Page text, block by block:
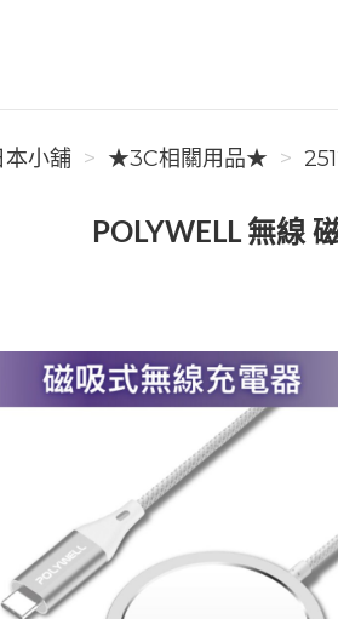
小舖
★3C相關用品★
POLYWELL 無線